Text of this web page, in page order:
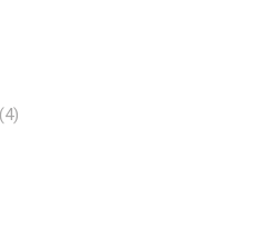
(4)